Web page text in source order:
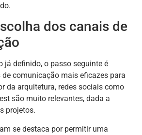
dos canais de
já definido, o passo seguinte é
comunicação mais eficazes para
da arquitetura, redes sociais como
são muito relevantes, dada a
projetos.
se destaca por permitir uma